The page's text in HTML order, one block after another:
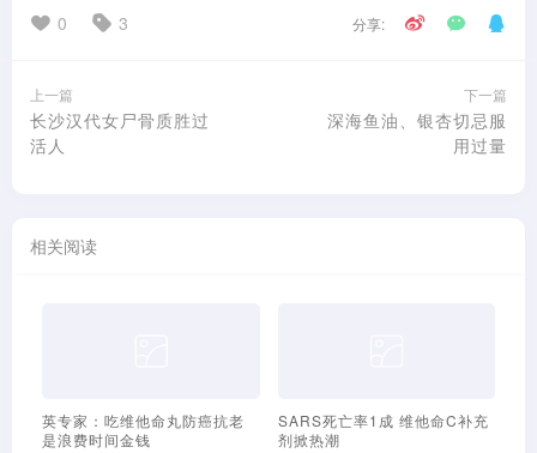
0 3 分享:
上一篇
长沙汉代女尸骨质胜过
活人
下一篇
深海鱼油、银杏切忌服
用过量
相关阅读
SARS死亡率1成 维他命C补充
剂掀热潮
加强自身抵抗力防范SARS最有
高钙食